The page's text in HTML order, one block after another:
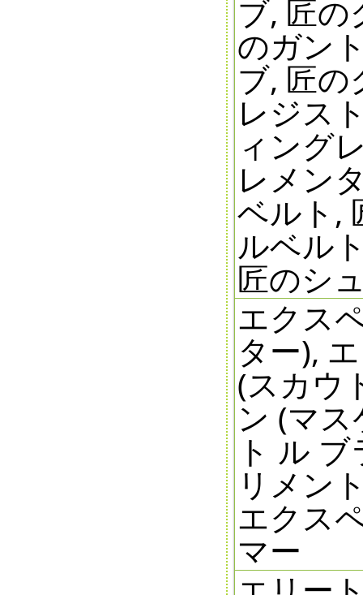
ブ, 匠
のガン
ブ, 匠
レジス
ィング
レメン
ベルト,
ルベル
匠のシ
エクス
ター),
(スカウ
ン (マ
ト ル
リメン
エクス
マー